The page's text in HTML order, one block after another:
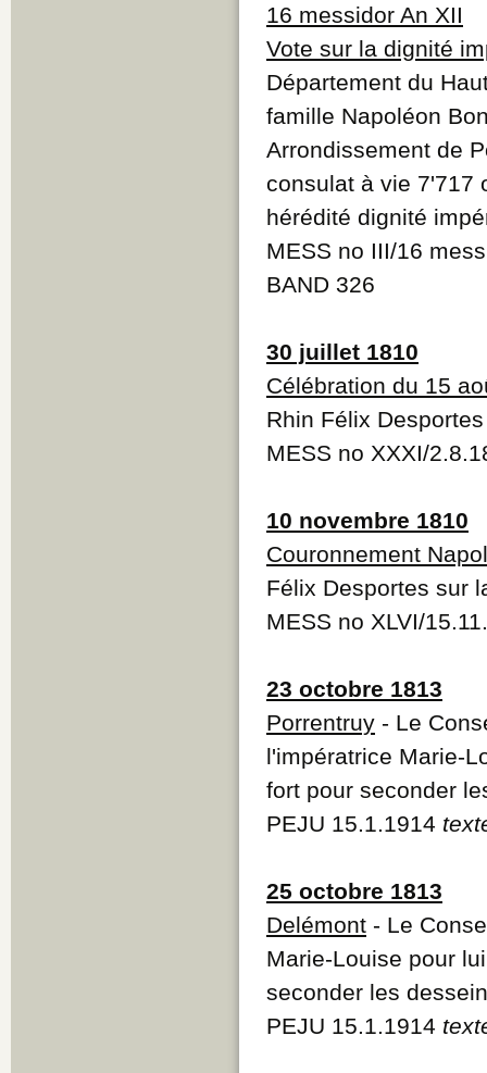
16 messidor An XII
Vote sur la dignité
Département du
famille Napoléon
Arrondissement de
consulat à vie 7'717
hérédité dignité
MESS no III/16
BAND 326
30 juillet 1810
Célébration du 15
Rhin Félix
MESS no XXXI/
10 novembre 1810
Couronnement
Félix Desportes sur
MESS no XLVI/
23 octobre 1813
Porrentruy - Le
l'impératrice Marie-
fort pour seconder
PEJU 15.1.1914
25 octobre 1813
Delémont - Le
Marie-Louise pour
seconder les
PEJU 15.1.1914